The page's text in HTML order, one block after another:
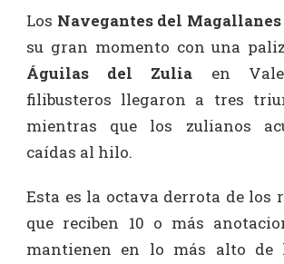
Los Navegantes del Magallanes
su gran momento con una
Águilas del Zulia en
filibusteros llegaron a tres
mientras que los zulianos
caídas al hilo.
Esta es la octava derrota de los
que reciben 10 o más
mantienen en lo más alto de